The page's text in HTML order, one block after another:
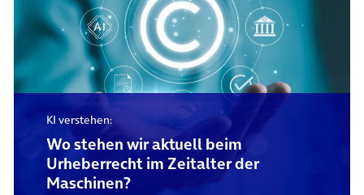
KI verstehen:
Wo stehen wir aktuell beim
Urheberrecht im Zeitalter der
Maschinen?